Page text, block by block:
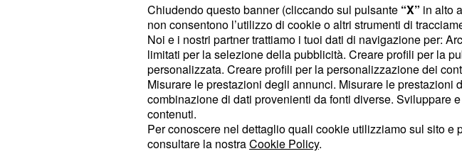
ci circonda, paragonata ad una vera e propria giungla. E
anche nel video vi è un richiamo a questo concetto di critica
con tutte le lettere dell'alfabeto che si sovrappongono ad
immagini diverse: come in un abbecedario, ogni lettera
richiama una parola precisa e la rappresenta in modo
inconsueto, creando un mosaico vibrante che rivela un
ritratto collettivo della contemporaneità.'G come Giungla'è
infatti solo un'anticipazione di quello che sarà il primo
Chiudendo questo banner (cliccando sul pulsante “X” in alto
non consentono l’utilizzo di cookie o altri strumenti di
Noi e i nostri partner trattiamo i tuoi dati di navigazione per:
limitati per la selezione della pubblicità. Creare profili per la
personalizzata. Creare profili per la personalizzazione dei
Misurare le prestazioni degli annunci. Misurare le
combinazione di dati provenienti da fonti diverse. Sviluppare
contenuti.
Per conoscere nel dettaglio quali cookie utilizziamo sul sito
consultare la nostraCookie Policy.